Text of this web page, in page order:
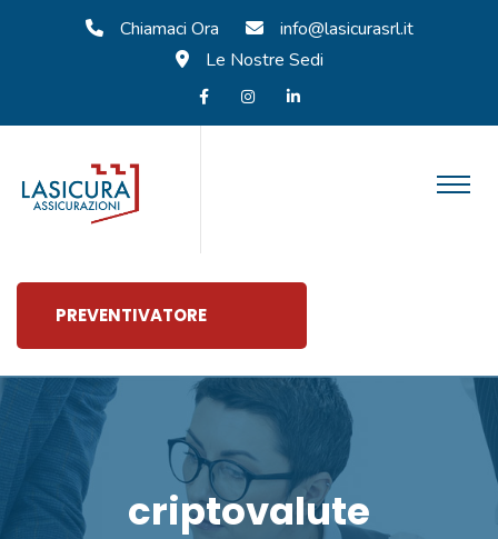
Chiamaci Ora
info@lasicurasrl.it
Le Nostre Sedi
PREVENTIVATORE
criptovalute